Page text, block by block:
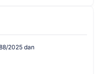
2025 dan